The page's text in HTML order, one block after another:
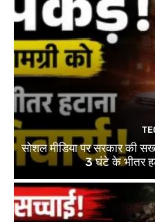
सोशल मीडिया पर सरकार की
3 घंटे के भीतर